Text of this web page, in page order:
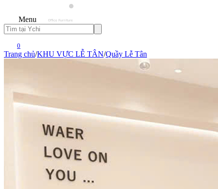
Menu
0
Trang chủ/KHU VỰC LỄ TÂN/Quầy Lễ Tân